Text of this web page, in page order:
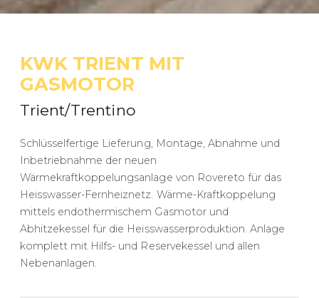
KWK TRIENT MIT
GASMOTOR
Trient/Trentino
Schlüsselfertige Lieferung, Montage, Abnahme und
Inbetriebnahme der neuen
Wärmekraftkoppelungsanlage von Rovereto für das
Heisswasser-Fernheiznetz. Wärme-Kraftkoppelung
mittels endothermischem Gasmotor und
Abhitzekessel für die Heisswasserproduktion. Anlage
komplett mit Hilfs- und Reservekessel und allen
Nebenanlagen.